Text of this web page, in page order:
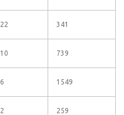
341
739
1549
259